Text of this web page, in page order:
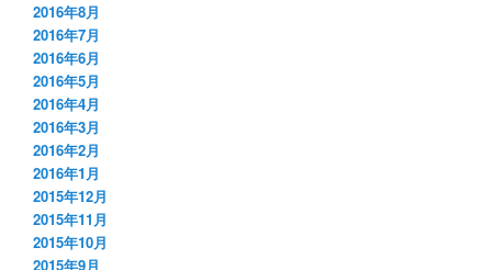
2016年8月
2016年7月
2016年6月
2016年5月
2016年4月
2016年3月
2016年2月
2016年1月
2015年12月
2015年11月
2015年10月
2015年9月